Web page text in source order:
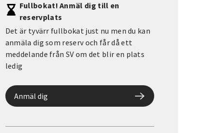
Fullbokat! Anmäl dig till en
reservplats
Det är tyvärr fullbokat just nu men du kan
anmäla dig som reserv och får då ett
meddelande från SV om det blir en plats
ledig
Anmäl dig